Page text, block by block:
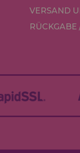
VERSAND